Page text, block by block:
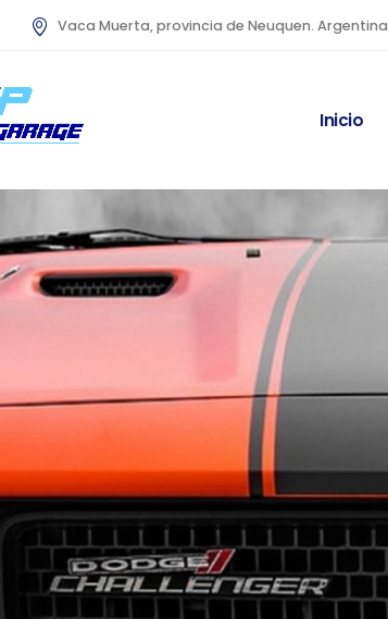
Vaca Muerta, provincia de Neuquen. Argentina
Inicio